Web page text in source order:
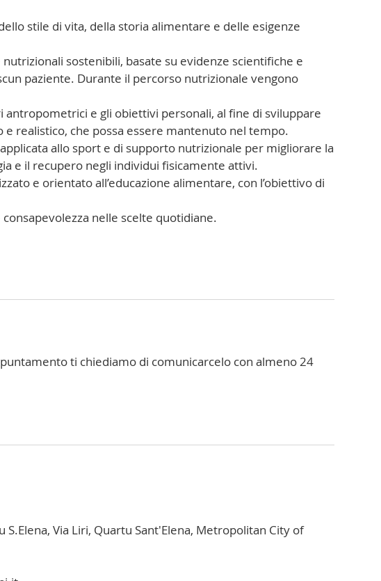
stile di vita, della storia alimentare e delle esigenze
sostenibili, basate su evidenze scientifiche e
paziente. Durante il percorso nutrizionale vengono
e gli obiettivi personali, al fine di sviluppare
realistico, che possa essere mantenuto nel tempo.
allo sport e di supporto nutrizionale per migliorare la
e il recupero negli individui fisicamente attivi.
e orientato all’educazione alimentare, con l’obiettivo di
nelle scelte quotidiane.
ti chiediamo di comunicarcelo con almeno 24
Via Liri, Quartu Sant'Elena, Metropolitan City of